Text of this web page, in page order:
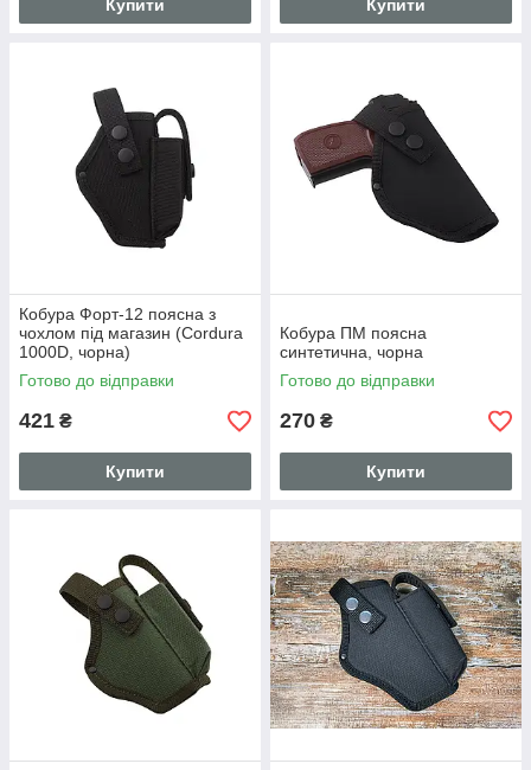
Купити Купити
Кобура Форт-12 поясна з
чохлом під магазин (Cordura
1000D, чорна)
Готово до відправки
421 ₴
Купити
Кобура ПМ поясна
синтетична, чорна
Готово до відправки
270 ₴
Купити